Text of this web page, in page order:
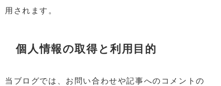
用されます。
個人情報の取得と利用目的
当ブログでは、お問い合わせや記事へのコメントの